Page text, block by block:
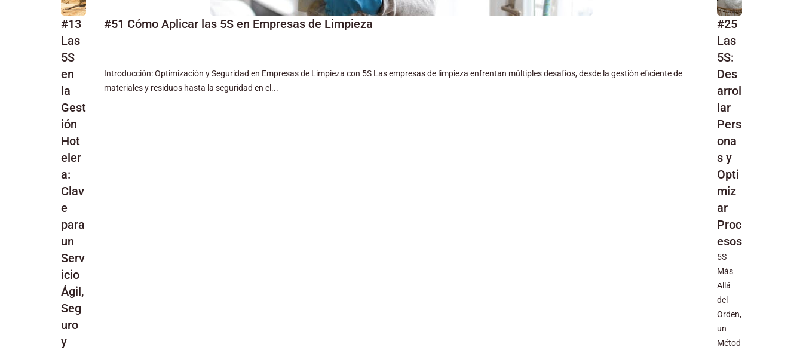
#13
Las
5S
en
la
Gest
ión
Hot
eler
a:
Clav
e
para
un
Serv
icio
Ágil,
Seg
uro
y
#51 Cómo Aplicar las 5S en Empresas de Limpieza
Introducción: Optimización y Seguridad en Empresas de Limpieza con 5S Las empresas de limpieza enfrentan múltiples desafíos, desde la gestión eficiente de
materiales y residuos hasta la seguridad en el...
#25
Las
5S:
Des
arrol
lar
Pers
ona
s y
Opti
miz
ar
Proc
esos
5S
Más
Allá
del
Orden,
un
Métod